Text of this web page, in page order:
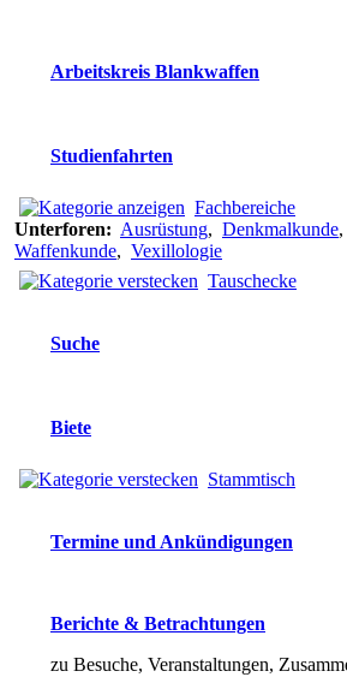
Arbeitskreis Blankwaffen
Studienfahrten
Fachbereiche
Unterforen: Ausrüstung, Denkmalkunde,
Waffenkunde, Vexillologie
Tauschecke
Suche
Biete
Stammtisch
Termine und Ankündigungen
Berichte & Betrachtungen
zu Besuche, Veranstaltungen,